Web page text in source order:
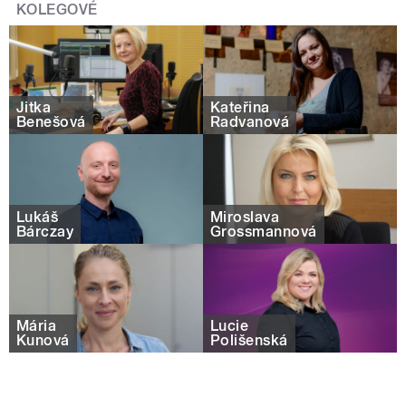
KOLEGOVÉ
Jitka
Benešová
Kateřina
Radvanová
Lukáš
Bárczay
Miroslava
Grossmannová
Mária
Kunová
Lucie
Polišenská